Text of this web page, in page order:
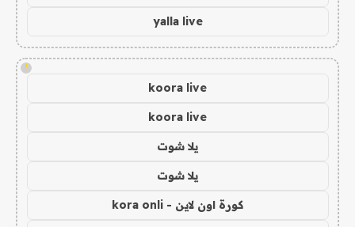
yalla live
!
koora live
koora live
يلا شوت
يلا شوت
كورة اون لاين - kora onli